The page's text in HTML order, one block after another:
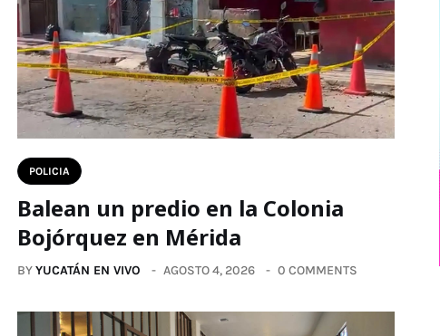
POLICIA
Balean un predio en la Colonia
Bojórquez en Mérida
BYYUCATÁN EN VIVO AGOSTO 4, 2026 0 COMMENTS